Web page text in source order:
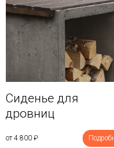
Сиденье для
дровниц
от 4 800 ₽